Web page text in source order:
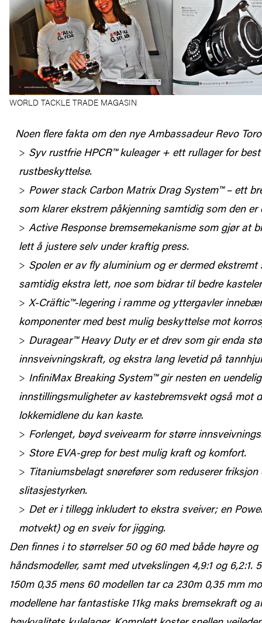
WORLD TACKLE TRADE MAGASIN
Noen flere fakta om den nye Ambassadeur Revo
Syv rustfrie HPCR™ kuleager + ett rullager for
rustbeskyttelse.
Power stack Carbon Matrix Drag System™ – ett
som klarer ekstrem påkjenning samtidig som den
Active Response bremsemekanisme som gjør at
lett å justere selv under kraftig press.
Spolen er av fly aluminium og er dermed ekstremt
samtidig ekstra lett, noe som bidrar til bedre
X-Cräftic™-legering i ramme og yttergavler
komponenter med best mulig beskyttelse mot
Duragear™ Heavy Duty er et drev som gir enda
innsveivningskraft, og ekstra lang levetid på
InfiniMax Breaking System™ gir nesten en
innstillingsmuligheter av kastebremsvekt også mot
lokkemidlene du kan kaste.
Forlenget, bøyd sveivearm for større
Store EVA-grep for best mulig kraft og komfort.
Titaniumsbelagt snørefører som reduserer friksjon
slitasjestyrken.
Det er i tillegg inkludert to ekstra sveiver; en
motvekt) og en sveiv for jigging.
Den finnes i to størrelser 50 og 60 med både høyre og
håndsmodeller, samt med utvekslingen 4,9:1 og 6,2:1.
150m 0,35 mens 60 modellen tar ca 230m 0,35 mm
modellene har fantastiske 11kg maks bremsekraft og